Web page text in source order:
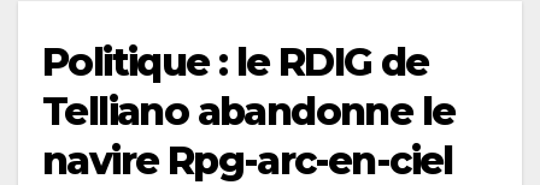
Politique : le RDIG de
Telliano abandonne le
navire Rpg-arc-en-ciel